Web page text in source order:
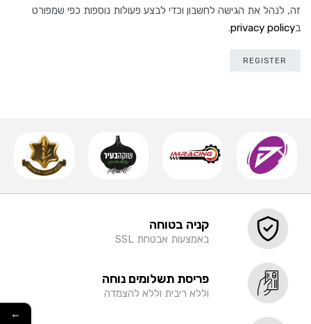
זה, לנהל את הגישה לחשבון וכדי לבצע פעולות נוספות כפי שמפורט
בprivacy policy
.
REGISTER
קניה בטוחה
באמצעות אבטחת SSL
פריסת תשלומים נוחה
וללא ריבית וללא להצמדה
←